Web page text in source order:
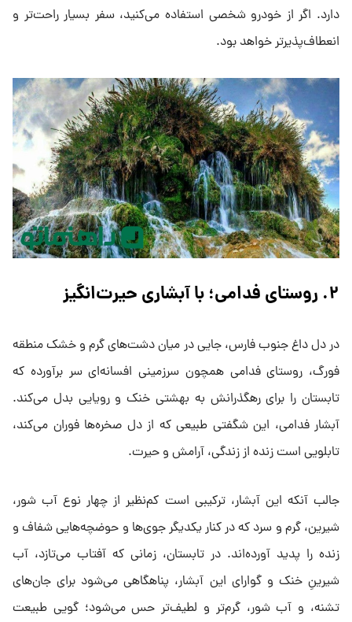
دارد. اگر از خودرو شخصی استفاده می‌کنید، سفر بسیار راحت‌تر و
انعطاف‌پذیرتر خواهد بود.
۲. روستای فدامی؛ با آبشاری حیرت‌انگیز
در دل داغ جنوب فارس، جایی در میان دشت‌های گرم و خشک منطقه
فورگ، روستای فدامی همچون سرزمینی افسانه‌ای سر برآورده که
تابستان را برای رهگذرانش به بهشتی خنک و رویایی بدل می‌کند.
آبشار فدامی، این شگفتی طبیعی که از دل صخره‌ها فوران می‌کند،
تابلویی است زنده از زندگی، آرامش و حیرت.
جالب آنکه این آبشار، ترکیبی است کم‌نظیر از چهار نوع آب شور،
شیرین، گرم و سرد که در کنار یکدیگر جوی‌ها و حوضچه‌هایی شفاف و
زنده را پدید آورده‌اند. در تابستان، زمانی که آفتاب می‌تازد، آب
شیرینِ خنک و گوارای این آبشار، پناهگاهی می‌شود برای جان‌های
تشنه، و آب شور، گرم‌تر و لطیف‌تر حس می‌شود؛ گویی طبیعت